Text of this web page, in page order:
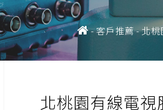
-客戶推薦-北桃
北桃園有線電視